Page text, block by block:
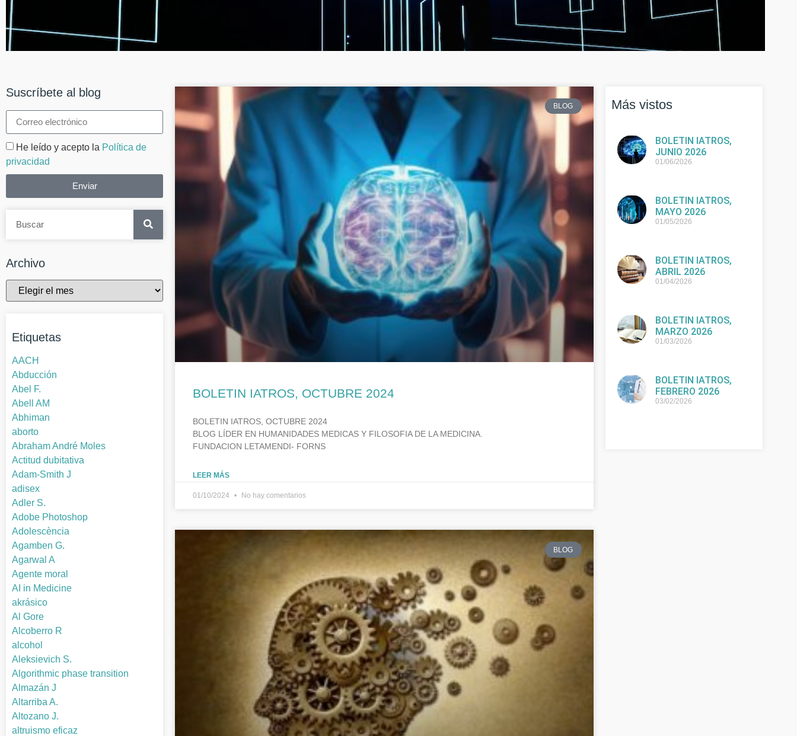
Suscríbete al blog
He leído y acepto la Política de
privacidad
Enviar
Archivo
Etiquetas
AACH
Abducción
Abel F.
Abell AM
Abhiman
aborto
Abraham André Moles
Actitud dubitativa
Adam-Smith J
adisex
Adler S.
Adobe Photoshop
Adolescència
Agamben G.
Agarwal A
Agente moral
AI in Medicine
akrásico
Al Gore
Alcoberro R
alcohol
Aleksievich S.
Algorithmic phase transition
Almazán J
Altarriba A.
Altozano J.
altruismo eficaz
BLOG
BOLETIN IATROS, OCTUBRE 2024
BOLETIN IATROS, OCTUBRE 2024
BLOG LÍDER EN HUMANIDADES MEDICAS Y FILOSOFIA DE LA MEDICINA.
FUNDACION LETAMENDI- FORNS
LEER MÁS
01/10/2024 No hay comentarios
BLOG
Más vistos
BOLETIN IATROS,
JUNIO 2026
01/06/2026
BOLETIN IATROS,
MAYO 2026
01/05/2026
BOLETIN IATROS,
ABRIL 2026
01/04/2026
BOLETIN IATROS,
MARZO 2026
01/03/2026
BOLETIN IATROS,
FEBRERO 2026
03/02/2026